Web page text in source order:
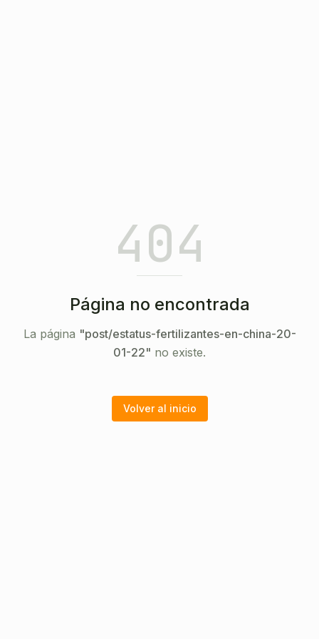
404
Página no encontrada
La página "post/estatus-fertilizantes-en-china-20-
01-22" no existe.
Volver al inicio